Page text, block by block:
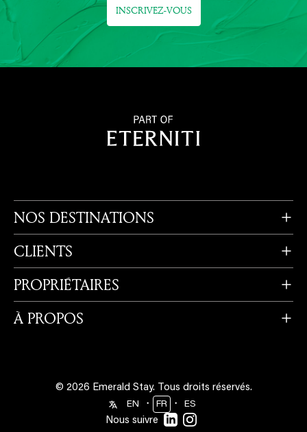
INSCRIVEZ-VOUS
NOS DESTINATIONS
CLIENTS
PROPRIÉTAIRES
À PROPOS
© 2026 Emerald Stay. Tous droits réservés.
EN ・ FR ・ ES
Nous suivre